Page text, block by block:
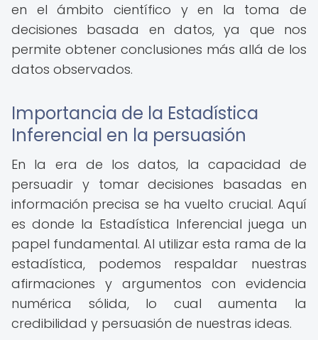
en el ámbito científico y en la toma de
decisiones basada en datos, ya que nos
permite obtener conclusiones más allá de los
datos observados.
Importancia de la Estadística
Inferencial en la persuasión
En la era de los datos, la capacidad de
persuadir y tomar decisiones basadas en
información precisa se ha vuelto crucial. Aquí
es donde la Estadística Inferencial juega un
papel fundamental. Al utilizar esta rama de la
estadística, podemos respaldar nuestras
afirmaciones y argumentos con evidencia
numérica sólida, lo cual aumenta la
credibilidad y persuasión de nuestras ideas.